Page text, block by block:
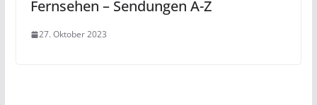
Fernsehen – Sendungen A-Z
27. Oktober 2023